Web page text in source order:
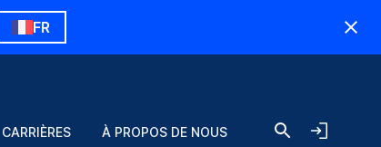
FR
CARRIÈRES À PROPOS DE NOUS